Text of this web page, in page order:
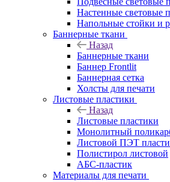
Настенные световые
Напольные стойки и
Баннерные ткани
Назад
Баннерные ткани
Баннер Frontlit
Баннерная сетка
Холсты для печати
Листовые пластики
Назад
Листовые пластики
Монолитный
Листовой ПЭТ
Полистирол листовой
АБС-пластик
Материалы для печати